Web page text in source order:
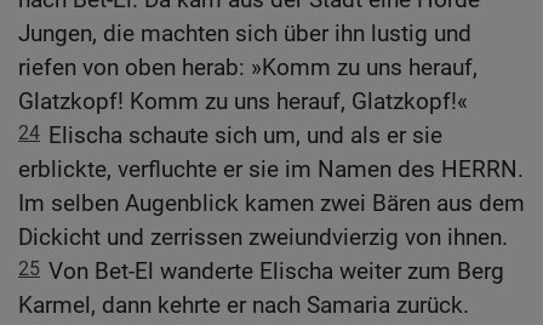
Jungen, die machten sich über ihn lustig und
riefen von oben herab: »Komm zu uns herauf,
Glatzkopf! Komm zu uns herauf, Glatzkopf!«
24 Elischa schaute sich um, und als er sie
erblickte, verfluchte er sie im Namen des HERRN.
Im selben Augenblick kamen zwei Bären aus dem
Dickicht und zerrissen zweiundvierzig von ihnen.
25 Von Bet-El wanderte Elischa weiter zum Berg
Karmel, dann kehrte er nach Samaria zurück.